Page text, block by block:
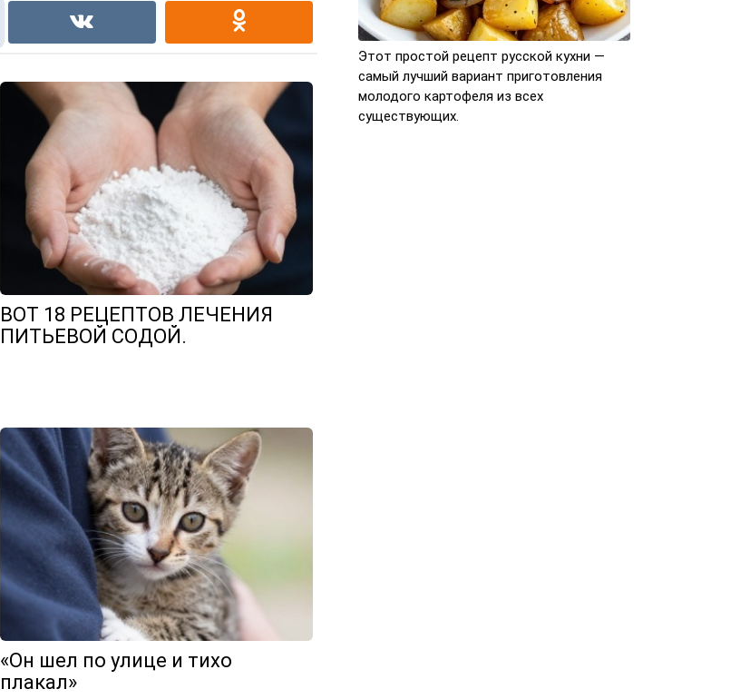
ВОТ 18 РЕЦЕПТОВ ЛЕЧЕНИЯ
ПИТЬЕВОЙ СОДОЙ.
«Он шел по улице и тихо
плакал»
Этот простой рецепт русской кухни —
самый лучший вариант приготовления
молодого картофеля из всех
существующих.